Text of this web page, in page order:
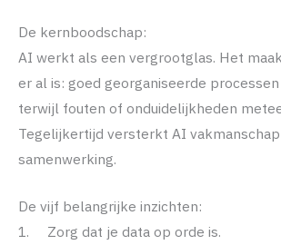
De kernboodschap:
AI werkt als een vergrootglas. Het
er al is: goed georganiseerde
terwijl fouten of onduidelijkheden
Tegelijkertijd versterkt AI
samenwerking.
De vijf belangrijke inzichten:
1. Zorg dat je data op orde is.